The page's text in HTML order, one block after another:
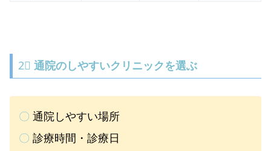
2⃣ 通院のしやすいクリニックを選ぶ
〇 通院しやすい場所
〇 診療時間・診療日